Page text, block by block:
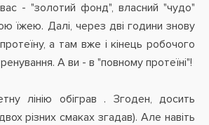
- "золотий фонд", власний "чудо"
їжею. Далі, через дві години знову
а там вже і кінець робочого
А ви - в "повному протеїні"!
лінію обіграв . Згоден, досить
різних смаках згадав). Але навіть